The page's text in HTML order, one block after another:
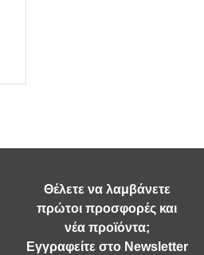
Θέλετε να λαμβάνετε
πρώτοι προσφορές και
νέα προϊόντα;
Εγγραφείτε στο Newsletter